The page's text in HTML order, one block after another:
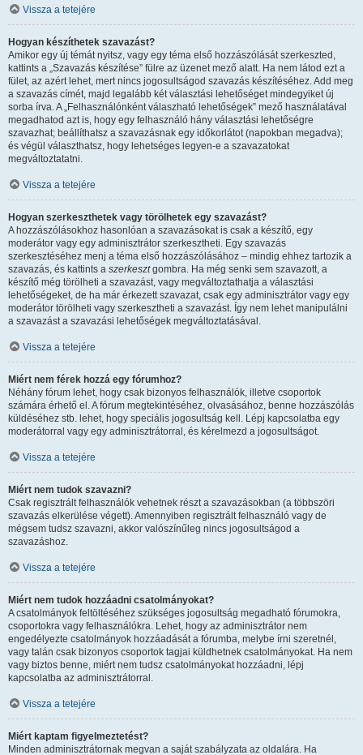
Vissza a tetejére
Hogyan készíthetek szavazást?
Amikor egy új témát nyitsz, vagy egy téma első hozzászólását szerkeszted,
kattints a „Szavazás készítése” fülre az üzenet mező alatt. Ha nem látod ezt a
fület, az azért lehet, mert nincs jogosultságod szavazás készítéséhez. Add meg
a szavazás címét, majd legalább két választási lehetőséget mindegyiket új
sorba írva. A „Felhasználónként válaszható lehetőségek” mező használatával
megadhatod azt is, hogy egy felhasználó hány választási lehetőségre
szavazhat; beállíthatsz a szavazásnak egy időkorlátot (napokban megadva);
és végül választhatsz, hogy lehetséges legyen-e a szavazatokat
megváltoztatatni.
Vissza a tetejére
Hogyan szerkeszthetek vagy törölhetek egy szavazást?
A hozzászólásokhoz hasonlóan a szavazásokat is csak a készítő, egy
moderátor vagy egy adminisztrátor szerkesztheti. Egy szavazás
szerkesztéséhez menj a téma első hozzászólásához – mindig ehhez tartozik a
szavazás, és kattints a szerkesztgombra. Ha még senki sem szavazott, a
készítő még törölheti a szavazást, vagy megváltoztathatja a választási
lehetőségeket, de ha már érkezett szavazat, csak egy adminisztrátor vagy egy
moderátor törölheti vagy szerkesztheti a szavazást. Így nem lehet manipulálni
a szavazást a szavazási lehetőségek megváltoztatásával.
Vissza a tetejére
Miért nem férek hozzá egy fórumhoz?
Néhány fórum lehet, hogy csak bizonyos felhasználók, illetve csoportok
számára érhető el. A fórum megtekintéséhez, olvasásához, benne hozzászólás
küldéséhez stb. lehet, hogy speciális jogosultság kell. Lépj kapcsolatba egy
moderátorral vagy egy adminisztrátorral, és kérelmezd a jogosultságot.
Vissza a tetejére
Miért nem tudok szavazni?
Csak regisztrált felhasználók vehetnek részt a szavazásokban (a többszöri
szavazás elkerülése végett). Amennyiben regisztrált felhasználó vagy de
mégsem tudsz szavazni, akkor valószínűleg nincs jogosultságod a
szavazáshoz.
Vissza a tetejére
Miért nem tudok hozzáadni csatolmányokat?
A csatolmányok feltöltéséhez szükséges jogosultság megadható fórumokra,
csoportokra vagy felhasználókra. Lehet, hogy az adminisztrátor nem
engedélyezte csatolmányok hozzáadását a fórumba, melybe írni szeretnél,
vagy talán csak bizonyos csoportok tagjai küldhetnek csatolmányokat. Ha nem
vagy biztos benne, miért nem tudsz csatolmányokat hozzáadni, lépj
kapcsolatba az adminisztrátorral.
Vissza a tetejére
Miért kaptam figyelmeztetést?
Minden adminisztrátornak megvan a saját szabályzata az oldalára. Ha